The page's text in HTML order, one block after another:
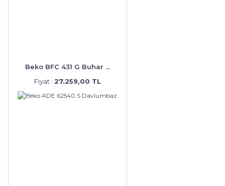
Beko BFC 431 G Buhar ...
Fiyat : 27.259,00 TL